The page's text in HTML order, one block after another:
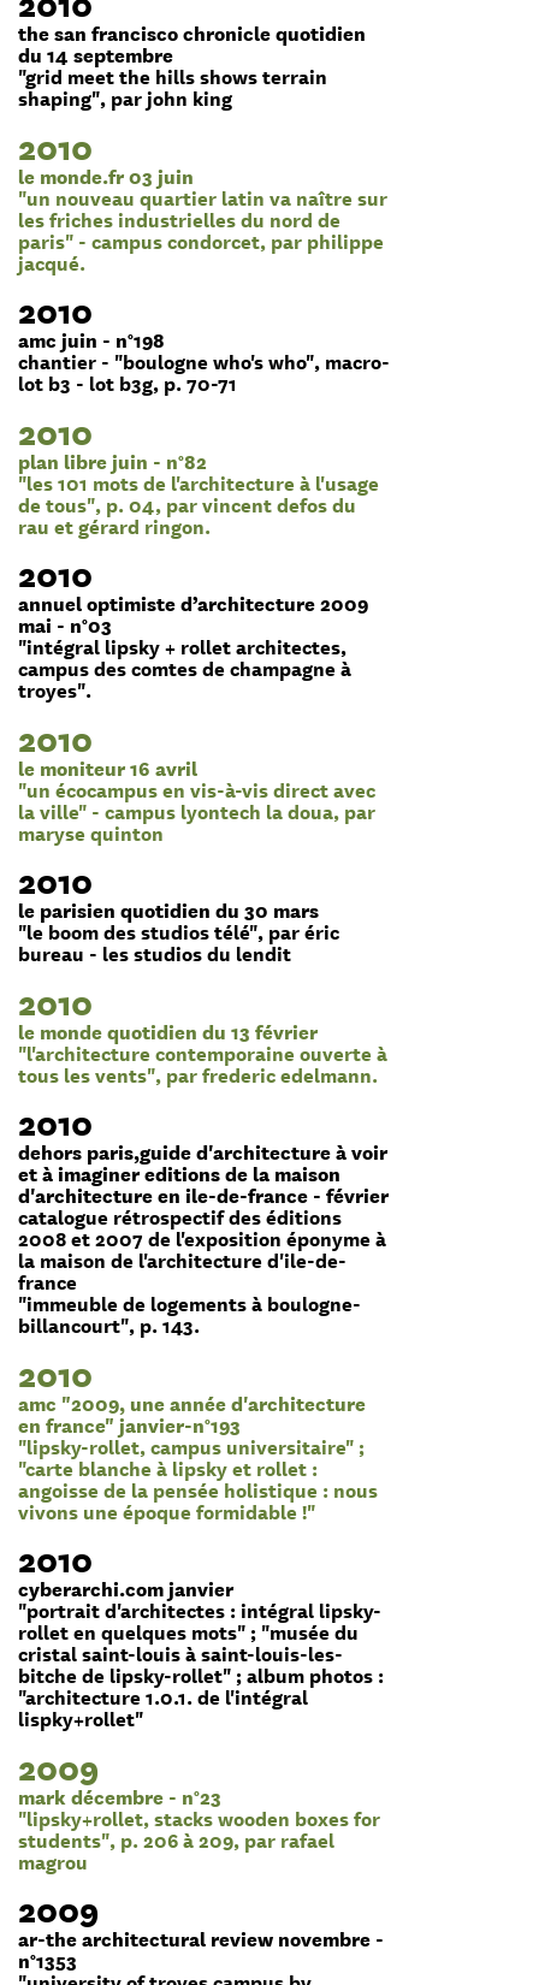
the san francisco chronicle quotidien
du 14 septembre
"grid meet the hills shows terrain
shaping", par john king
2010
le monde.fr 03 juin
"un nouveau quartier latin va naître sur
les friches industrielles du nord de
paris" - campus condorcet, par philippe
jacqué.
2010
amc juin - n°198
chantier - "boulogne who's who", macro-
lot b3 - lot b3g, p. 70-71
2010
plan libre juin - n°82
"les 101 mots de l'architecture à l'usage
de tous", p. 04, par vincent defos du
rau et gérard ringon.
2010
annuel optimiste d’architecture 2009
mai - n°03
"intégral lipsky + rollet architectes,
campus des comtes de champagne à
troyes".
2010
le moniteur 16 avril
"un écocampus en vis-à-vis direct avec
la ville" - campus lyontech la doua, par
maryse quinton
2010
le parisien quotidien du 30 mars
"le boom des studios télé", par éric
bureau - les studios du lendit
2010
le monde quotidien du 13 février
"l'architecture contemporaine ouverte à
tous les vents", par frederic edelmann.
2010
dehors paris,guide d'architecture à voir
et à imaginer editions de la maison
d'architecture en ile-de-france - février
catalogue rétrospectif des éditions
2008 et 2007 de l'exposition éponyme à
la maison de l'architecture d'ile-de-
france
"immeuble de logements à boulogne-
billancourt", p. 143.
2010
amc "2009, une année d'architecture
en france" janvier-n°193
"lipsky-rollet, campus universitaire" ;
"carte blanche à lipsky et rollet :
angoisse de la pensée holistique : nous
vivons une époque formidable !"
2010
cyberarchi.com janvier
"portrait d'architectes : intégral lipsky-
rollet en quelques mots" ; "musée du
cristal saint-louis à saint-louis-les-
bitche de lipsky-rollet" ; album photos :
"architecture 1.0.1. de l'intégral
lispky+rollet"
2009
mark décembre - n°23
"lipsky+rollet, stacks wooden boxes for
students", p. 206 à 209, par rafael
magrou
2009
ar-the architectural review novembre -
n°1353